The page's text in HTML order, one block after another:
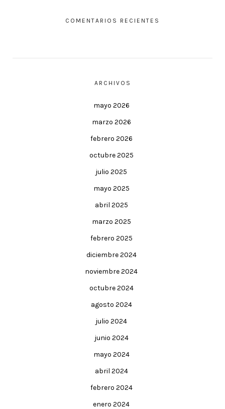
COMENTARIOS RECIENTES
ARCHIVOS
mayo 2026
marzo 2026
febrero 2026
octubre 2025
julio 2025
mayo 2025
abril 2025
marzo 2025
febrero 2025
diciembre 2024
noviembre 2024
octubre 2024
agosto 2024
julio 2024
junio 2024
mayo 2024
abril 2024
febrero 2024
enero 2024